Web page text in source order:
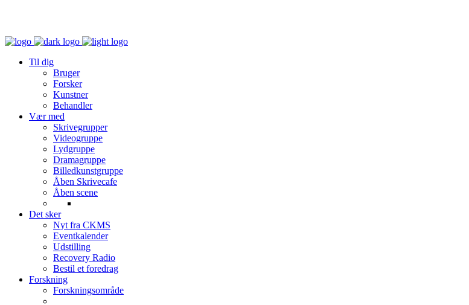
Til dig
Bruger
Forsker
Kunstner
Behandler
Vær med
Skrivegrupper
Videogruppe
Lydgruppe
Dramagruppe
Billedkunstgruppe
Åben Skrivecafe
Åben scene
Det sker
Nyt fra CKMS
Eventkalender
Udstilling
Recovery Radio
Bestil et foredrag
Forskning
Forskningsområde